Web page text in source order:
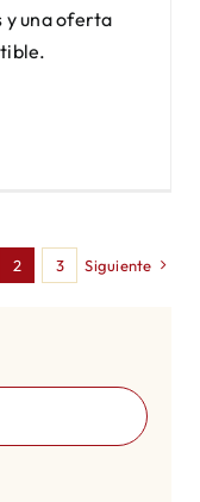
y una oferta
2 3 Siguiente